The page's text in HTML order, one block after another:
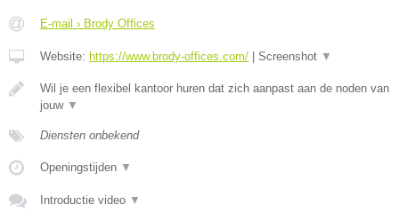
E-mail › Brody Offices
Website: https://www.brody-offices.com/ Screenshot ▼
Wil je een flexibel kantoor huren dat zich aanpast aan de noden van
jouw ▼
Diensten onbekend
Openingstijden ▼
Introductie video ▼